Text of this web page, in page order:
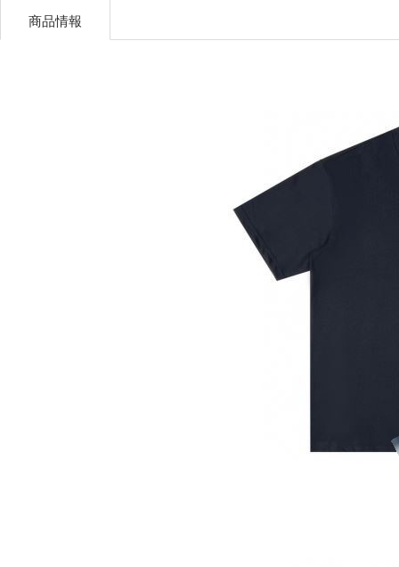
商品情報